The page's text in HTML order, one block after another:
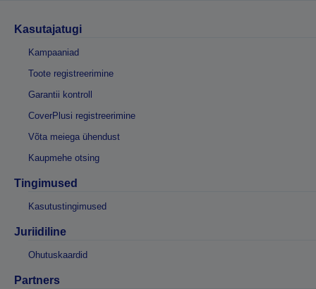
Kasutajatugi
Kampaaniad
Toote registreerimine
Garantii kontroll
CoverPlusi registreerimine
Võta meiega ühendust
Kaupmehe otsing
Tingimused
Kasutustingimused
Juriidiline
Ohutuskaardid
Partners